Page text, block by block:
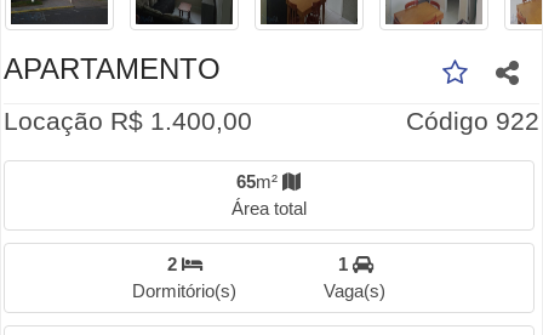
APARTAMENTO
Locação R$ 1.400,00 Código 922
65m²
Área total
2
Dormitório(s)
1
Vaga(s)